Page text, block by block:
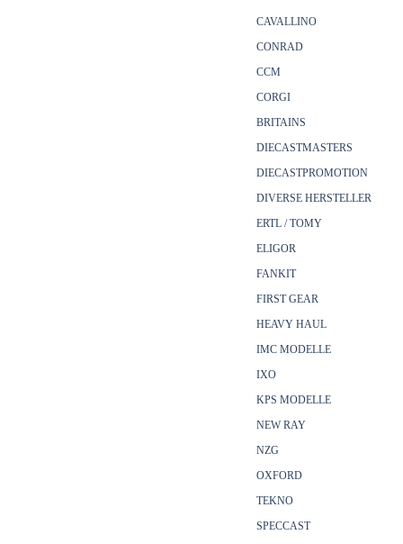
CAVALLINO
CONRAD
CCM
CORGI
BRITAINS
DIECASTMASTERS
DIECASTPROMOTION
DIVERSE HERSTELLER
ERTL / TOMY
ELIGOR
FANKIT
FIRST GEAR
HEAVY HAUL
IMC MODELLE
IXO
KPS MODELLE
NEW RAY
NZG
OXFORD
TEKNO
SPECCAST